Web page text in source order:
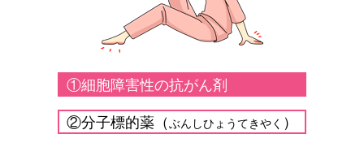
①細胞障害性の抗がん剤
②分子標的薬（ぶんしひょうてきやく ）